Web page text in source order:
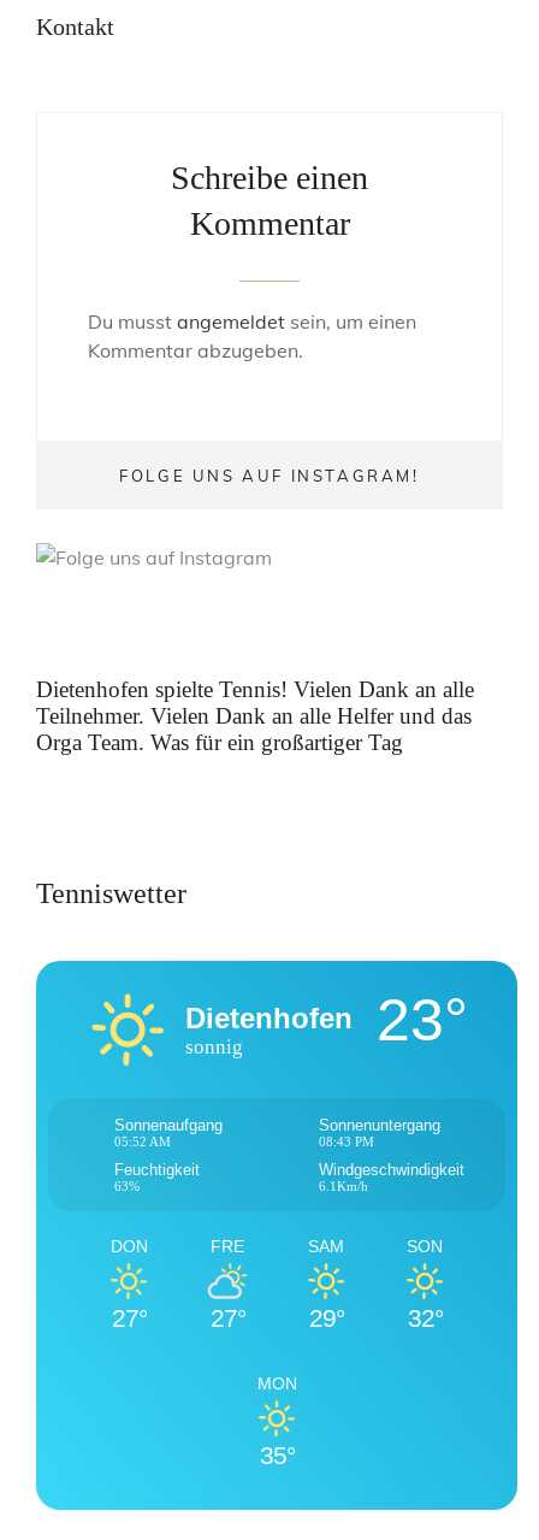
Post
Kontakt
Schreibe einen
Kommentar
Du musst angemeldet sein, um einen
Kommentar abzugeben.
FOLGE UNS AUF INSTAGRAM!
Dietenhofen spielte Tennis! Vielen Dank an alle
Teilnehmer. Vielen Dank an alle Helfer und das
Orga Team. Was für ein großartiger Tag
Tenniswetter
Dietenhofen
sonnig 23°
Sonnenaufgang
05:52 AM
Sonnenuntergang
08:43 PM
Feuchtigkeit
63%
Windgeschwindigkeit
6.1Km/h
DON
27°
FRE
27°
SAM
29°
SON
32°
MON
35°